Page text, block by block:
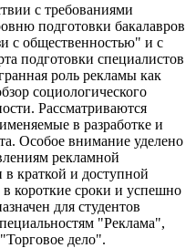
с требованиями
подготовки бакалавров
с общественностью" и с
подготовки специалистов
роль рекламы как
социологического
Рассматриваются
в разработке и
Особое внимание уделено
рекламной
в краткой и доступной
короткие сроки и успешно
для студентов
"Реклама",
дело".